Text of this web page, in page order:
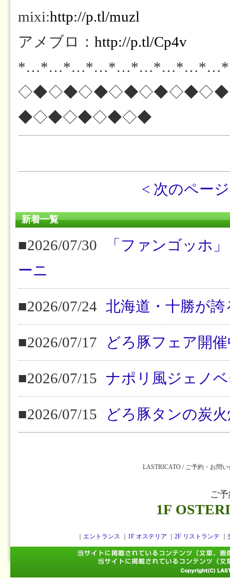
mixi:http://p.tl/muzl
アメブロ： http://p.tl/Cp4v
◆◇◆◇◆◇◆◇◆
< 次のペー
新着一覧
■2026/07/30
「ファンゴッホ
ーニ
■2026/07/24 北海道・十勝が
■2026/07/17 どろ豚フェア開
■2026/07/15 ナポリ風ジェノ
■2026/07/15 どろ豚タンの炭
LASTRICATO / ご予約・お問い
ご
1F
エントランス 1F オステリア 2F リストランテ